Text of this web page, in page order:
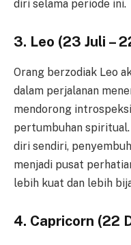
diri selama periode ini.
3. Leo (23 Juli –
Orang berzodiak Leo
dalam perjalanan
mendorong
pertumbuhan
diri sendiri,
menjadi pusat
lebih kuat dan lebih
4. Capricorn (22